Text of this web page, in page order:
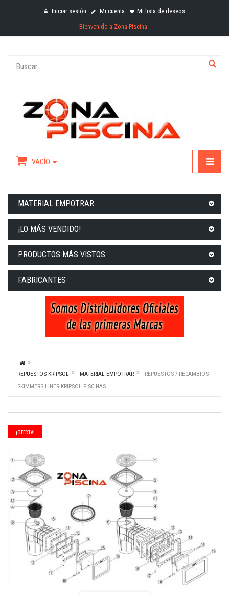
Iniciar sesión Mi cuenta
Mi lista de deseos
Bienvenido a Zona-Piscina
VACÍO
MATERIAL EMPOTRAR
¡LO MÁS VENDIDO!
PRODUCTOS MÁS VISTOS
FABRICANTES
REPUESTOS KRIPSOL MATERIAL EMPOTRAR
REPUESTOS / RECAMBIOS
SKIMMERS LINER KRIPSOL PISCINAS
¡OFERTA!